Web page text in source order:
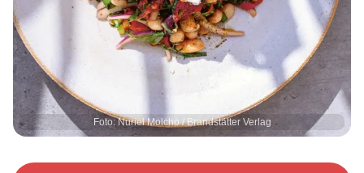
Foto: Nuriel Molcho / Brandstätter Verlag